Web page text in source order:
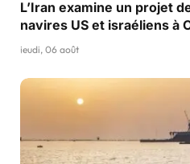
L’Iran examine un projet
navires US et israéliens à
jeudi, 06 août